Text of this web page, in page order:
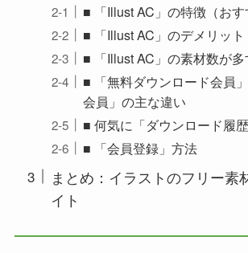
■ 「Illust AC」の特徴（おす
■ 「Illust AC」のデメリット
■ 「Illust AC」の素材数が多
■ 「無料ダウンロード会員
会員」の主な違い
■ 何気に「ダウンロード履
■ 「会員登録」方法
まとめ：イラストのフリー素
イト